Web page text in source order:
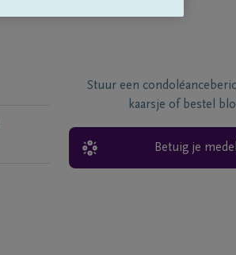
Stuur een
kaarsje of bestel
Betuig je